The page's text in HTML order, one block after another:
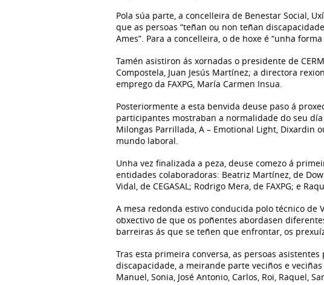
Pola súa parte, a concelleira de Benestar Social,
que as persoas “teñan ou non teñan
Ames”. Para a concelleira, o de hoxe é “unha
Tamén asistiron ás xornadas o presidente de
Compostela, Juan Jesús Martínez; a directora
emprego da FAXPG, María Carmen Insua.
Posteriormente a esta benvida deuse paso á
participantes mostraban a normalidade do seu
Milongas Parrillada, A – Emotional Light, Dixardin
mundo laboral.
Unha vez finalizada a peza, deuse comezo á
entidades colaboradoras: Beatriz Martínez, de
Vidal, de CEGASAL; Rodrigo Mera, de FAXPG; e
A mesa redonda estivo conducida polo técnico
obxectivo de que os poñentes abordasen
barreiras ás que se teñen que enfrontar, os
Tras esta primeira conversa, as persoas
discapacidade, a meirande parte veciños e
Manuel, Sonia, José Antonio, Carlos, Roi, Raquel,